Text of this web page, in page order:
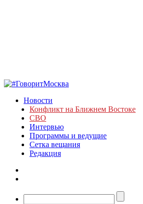
Новости
Конфликт на Ближнем Востоке
СВО
Интервью
Программы и ведущие
Сетка вещания
Редакция